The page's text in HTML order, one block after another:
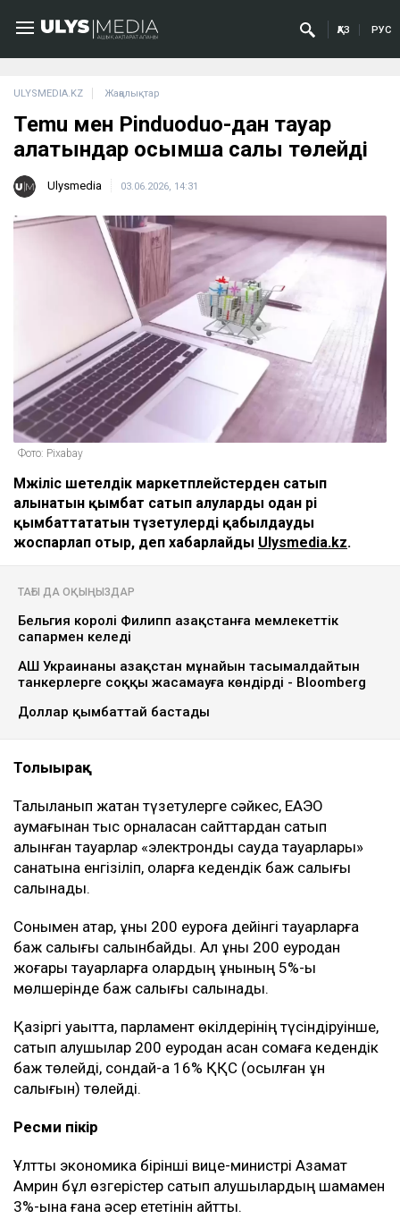
ҚАЗ РУС
ULYSMEDIA.KZ Жаңалықтар
Temu мен Pinduoduo-дан тауар
алатындар қосымша салық төлейді
Ulysmedia 03.06.2026, 14:31
Фото: Pixabay
Мәжіліс шетелдік маркетплейстерден сатып
алынатын қымбат сатып алуларды одан әрі
қымбаттататын түзетулерді қабылдауды
жоспарлап отыр, деп хабарлайды Ulysmedia.kz.
ТАҒЫ ДА ОҚЫҢЫЗДАР
Бельгия королі Филипп Қазақстанға мемлекеттік
сапармен келеді
АҚШ Украинаны Қазақстан мұнайын тасымалдайтын
танкерлерге соққы жасамауға көндірді - Bloomberg
Доллар қымбаттай бастады
Толығырақ
Талқыланып жатқан түзетулерге сәйкес, ЕАЭО
аумағынан тыс орналасқан сайттардан сатып
алынған тауарлар «электрондық сауда тауарлары»
санатына енгізіліп, оларға кедендік баж салығы
салынады.
Сонымен қатар, құны 200 еуроға дейінгі тауарларға
баж салығы салынбайды. Ал құны 200 еуродан
жоғары тауарларға олардың құнының 5%-ы
мөлшерінде баж салығы салынады.
Қазіргі уақытта, парламент өкілдерінің түсіндіруінше,
сатып алушылар 200 еуродан асқан сомаға кедендік
баж төлейді, сондай-ақ 16% ҚҚС (қосылған құн
салығын) төлейді.
Ресми пікір
Ұлттық экономика бірінші вице-министрі Азамат
Амрин бұл өзгерістер сатып алушылардың шамамен
3%-ына ғана әсер ететінін айтты.